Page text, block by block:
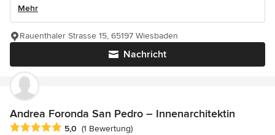
Mehr
Nachricht
Rauenthaler Strasse 15, 65197 Wiesbaden
Andrea Foronda San Pedro – Innenarchitektin
Durchschnittliche Bewertung: 5 von 5 Sternen
5,0 (1 Bewertung)